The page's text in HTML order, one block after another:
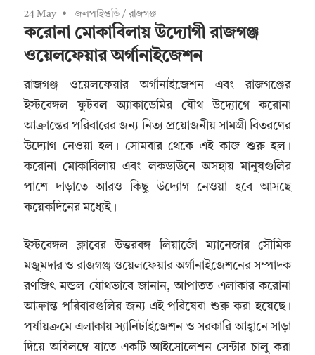
24 May জলপাইগুড়ি /রাজগঞ্জ
করোনা মোকাবিলায় উদ্যোগী রাজগঞ্জ
ওয়েলফেয়ার অর্গানাইজেশন
রাজগঞ্জ ওয়েলফেয়ার অর্গানাইজেশন এবং রাজগঞ্জের
ইস্টবেঙ্গল ফুটবল অ্যাকাডেমির যৌথ উদ্যোগে করোনা
আক্রান্তের পরিবারের জন্য নিত্য প্রয়োজনীয় সামগ্রী বিতরণের
উদ্যোগ নেওয়া হল। সোমবার থেকে এই কাজ শুরু হল।
করোনা মোকাবিলায় এবং লকডাউনে অসহায় মানুষগুলির
পাশে দাড়াতে আরও কিছু উদ্যোগ নেওয়া হবে আসছে
কয়েকদিনের মধ্যেই।
ইস্টবেঙ্গল ক্লাবের উত্তরবঙ্গ লিয়াজোঁ ম্যানেজার সৌমিক
মজুমদার ও রাজগঞ্জ ওয়েলফেয়ার অর্গানাইজেশনের সম্পাদক
রণজিৎ মন্ডল যৌথভাবে জানান, আপাতত এলাকার করোনা
আক্রান্ত পরিবারগুলির জন্য এই পরিষেবা শুরু করা হয়েছে।
পর্যায়ক্রমে এলাকায় স্যানিটাইজেশন ও সরকারি আহ্বানে সাড়া
দিয়ে অবিলম্বে যাতে একটি আইসোলেশন সেন্টার চালু করা